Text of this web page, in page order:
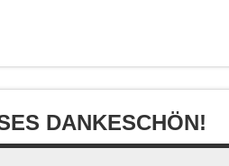
DANKESCHÖN!